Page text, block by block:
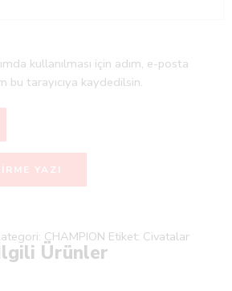
kullanılması için adım, e-posta
bu tarayıcıya kaydedilsin.
YAZI
CHAMPION Etiket: Civatalar
Ürünler